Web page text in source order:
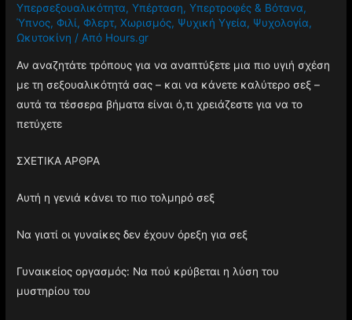
Υπερσεξουαλικότητα,Υπέρταση,Υπερτροφές & Βότανα,
Ύπνος,Φιλί,Φλερτ,Χωρισμός, Ψυχική Υγεία, Ψυχολογία,
Ωκυτοκίνη / Από Hours.gr
Αν αναζητάτε τρόπους για να αναπτύξετε μια πιο υγιή σχέση
με τη σεξουαλικότητά σας – και να κάνετε καλύτερο σεξ –
αυτά τα τέσσερα βήματα είναι ό,τι χρειάζεστε για να το
πετύχετε
ΣΧΕΤΙΚΑ ΑΡΘΡΑ
Αυτή η γενιά κάνει το πιο τολμηρό σεξ
Να γιατί οι γυναίκες δεν έχουν όρεξη για σεξ
Γυναικείος οργασμός: Να πού κρύβεται η λύση του
μυστηρίου του